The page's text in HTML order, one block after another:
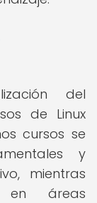
del
de Linux
cursos se
y
mientras
áreas